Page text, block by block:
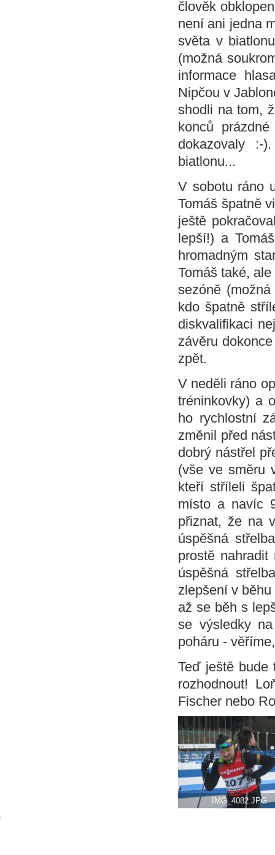
člověk
není ani jedna
světa v
(možná
informace
Nipčou v
shodli na tom,
konců
dokazovaly :-
biatlonu...
V sobotu ráno
Tomáš špatně
ještě
lepší!) a
hromadným
Tomáš také,
sezóně
kdo špatně
diskvalifikaci
závěru
zpět.
V neděli ráno
tréninkovky) a
ho rychlostní
změnil před
dobrý nástřel
(vše ve směru
kteří stříleli
místo a navíc
přiznat, že na
úspěšná
prostě
úspěšná
zlepšení v
až se běh s
se výsledky
poháru -
Teď ještě
rozhodnout!
Fischer nebo
IMG_4082.JPG